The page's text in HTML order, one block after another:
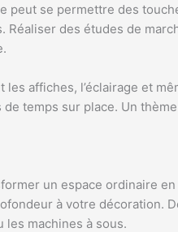
se permettre des
des études de
affiches, l’éclairage et
temps sur place. Un
un espace ordinaire
à votre décoration.
machines à sous.